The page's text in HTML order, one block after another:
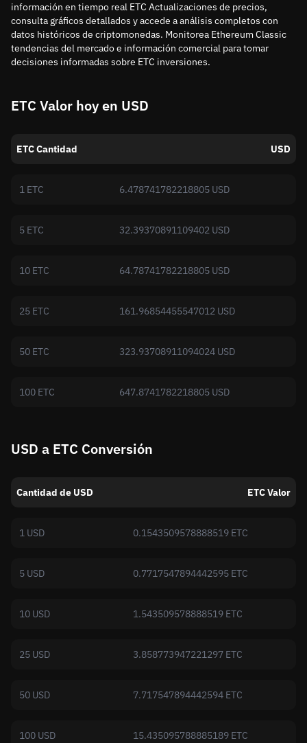
información en tiempo real ETC Actualizaciones de precios,
consulta gráficos detallados y accede a análisis completos con
datos históricos de criptomonedas. Monitorea Ethereum Classic
tendencias del mercado e información comercial para tomar
decisiones informadas sobre ETC inversiones.
ETC Valor hoy en USD
ETC Cantidad USD
1 ETC 6.478741782218805 USD
5 ETC 32.39370891109402 USD
10 ETC 64.78741782218805 USD
25 ETC 161.96854455547012 USD
50 ETC 323.93708911094024 USD
100 ETC 647.8741782218805 USD
USD a ETC Conversión
Cantidad de USD ETC Valor
1 USD 0.1543509578888519 ETC
5 USD 0.7717547894442595 ETC
10 USD 1.543509578888519 ETC
25 USD 3.858773947221297 ETC
50 USD 7.717547894442594 ETC
100 USD 15.435095788885189 ETC